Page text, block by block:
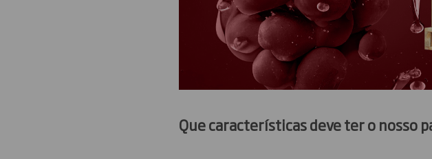
Que características deve ter o nosso